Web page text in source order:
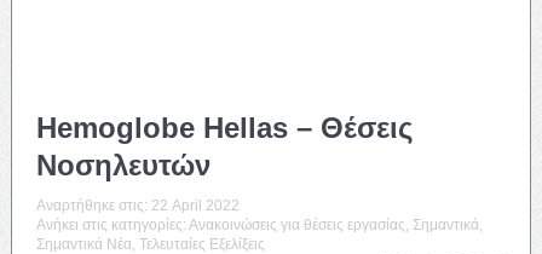
Hemoglobe Hellas – Θέσεις
Νοσηλευτών
Αναρτήθηκε στις: 22 April 2022
Ανήκει στις κατηγορίες: Ανακοινώσεις για θέσεις εργασίας Σημαντικά
Σημαντικά Νέα Τελευταίες Εξελίξεις